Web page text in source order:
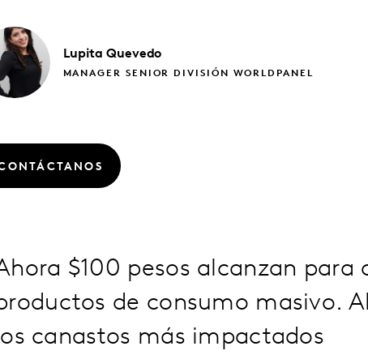
Lupita Quevedo
MANAGER SENIOR DIVISIÓN WORLDPANEL
$100 pesos alcanzan para
de consumo masivo.
canastos más impactados